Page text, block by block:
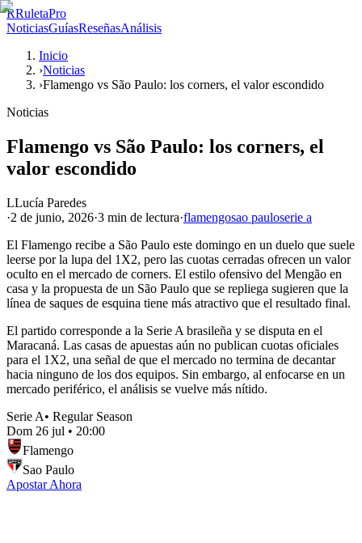
RRuletaPro
NoticiasGuíasReseñasAnálisis
Inicio
›Noticias
›Flamengo vs São Paulo: los corners, el valor escondido
Noticias
Flamengo vs São Paulo: los corners, el
valor escondido
LLucía Paredes
·2 de junio, 2026·3 min de lectura·flamengosao pauloserie a
El Flamengo recibe a São Paulo este domingo en un duelo que suele
leerse por la lupa del 1X2, pero las cuotas cerradas ofrecen un valor
oculto en el mercado de corners. El estilo ofensivo del Mengão en
casa y la propuesta de un São Paulo que se repliega sugieren que la
línea de saques de esquina tiene más atractivo que el resultado final.
El partido corresponde a la Serie A brasileña y se disputa en el
Maracaná. Las casas de apuestas aún no publican cuotas oficiales
para el 1X2, una señal de que el mercado no termina de decantar
hacia ninguno de los dos equipos. Sin embargo, al enfocarse en un
mercado periférico, el análisis se vuelve más nítido.
Serie A• Regular Season
Dom 26 jul • 20:00
Flamengo
Sao Paulo
Apostar Ahora